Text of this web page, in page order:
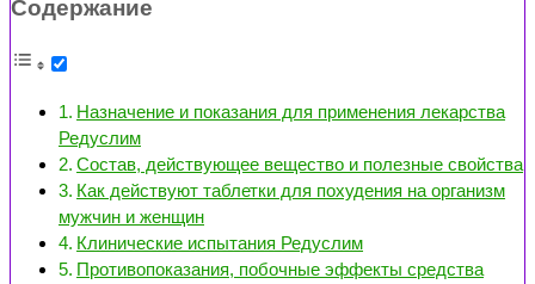
Содержание
Назначение и показания для применения лекарства
Редуслим
Состав, действующее вещество и полезные свойства
Как действуют таблетки для похудения на организм
мужчин и женщин
Клинические испытания Редуслим
Противопоказания, побочные эффекты средства